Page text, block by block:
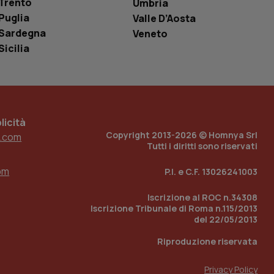
Umbria
Valle D’Aosta
Veneto
Copyright 2013-2026 © Homnya Srl
Tutti i diritti sono riservati
P.I. e C.F. 13026241003
Iscrizione al ROC n.34308
Iscrizione Tribunale di Roma n.115/2013
del 22/05/2013
Riproduzione riservata
Privacy Policy
in cui viene
sito, ma un
di accesso per
Analytics
per mantenere
traccia
incorporati
del sito web sta
traccia